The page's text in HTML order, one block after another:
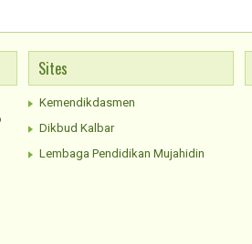
Sites
Kemendikdasmen
Dikbud Kalbar
Lembaga Pendidikan Mujahidin